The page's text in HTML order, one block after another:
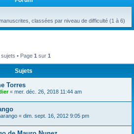
classées par niveau de difficulté (1 à 6)
sujets • Page 1 sur 1
Sujets
Torres
« mer. déc. 26, 2018 11:44 am
« dim. sept. 16, 2012 9:05 pm